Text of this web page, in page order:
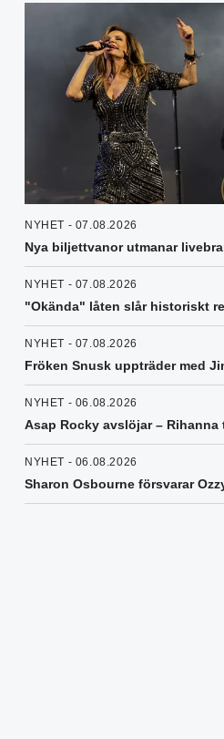
NYHET - 07.08.2026
Nya biljettvanor utmanar
NYHET - 07.08.2026
"Okända" låten slår historiskt
NYHET - 07.08.2026
Fröken Snusk uppträder med
NYHET - 06.08.2026
Asap Rocky avslöjar –
NYHET - 06.08.2026
Sharon Osbourne försvarar